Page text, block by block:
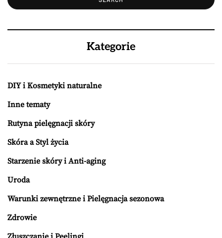
Kategorie
DIY i Kosmetyki naturalne
Inne tematy
Rutyna pielęgnacji skóry
Skóra a Styl życia
Starzenie skóry i Anti-aging
Uroda
Warunki zewnętrzne i Pielęgnacja sezonowa
Zdrowie